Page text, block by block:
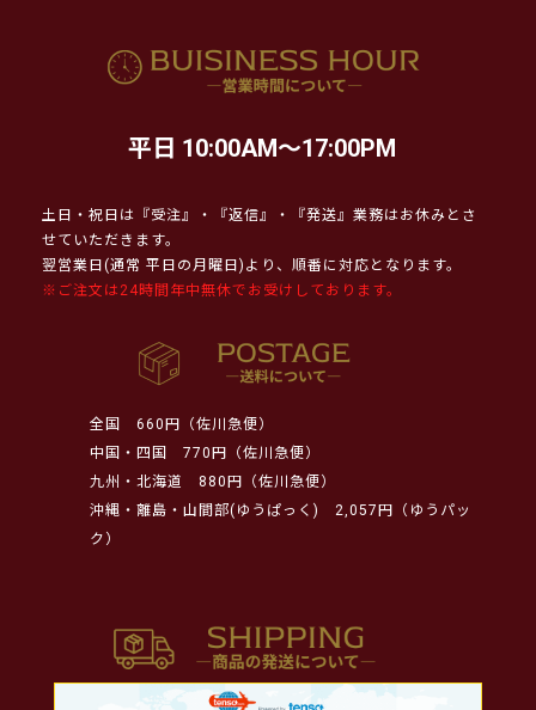
平日 10:00AM～17:00PM
土日・祝日は『受注』・『返信』・『発送』業務はお休みとさ
せていただきます。
翌営業日(通常 平日の月曜日)より、順番に対応となります。
※ご注文は24時間年中無休でお受けしております。
全国
660円（佐川急便）
中国・四国
770円（佐川急便）
九州・北海道
880円（佐川急便）
沖縄・離島・山間部(ゆうぱっく)
2,057円（ゆうパッ
ク）